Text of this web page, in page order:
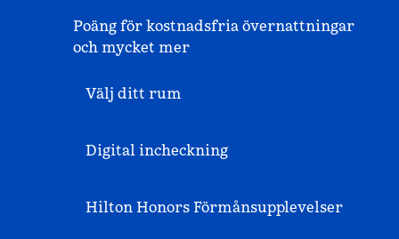
Poäng för kostnadsfria övernattningar
och mycket mer
Välj ditt rum
Digital incheckning
Hilton Honors Förmånsupplevelser